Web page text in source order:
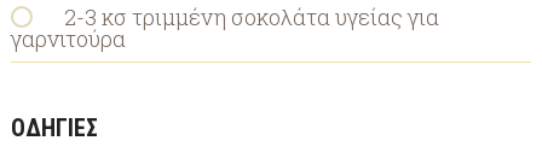
2-3 κσ τριμμένη σοκολάτα υγείας για
γαρνιτούρα
ΟΔΗΓΙΕΣ